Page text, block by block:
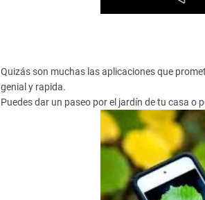
Quizás son muchas las aplicaciones que
genial y rapida.
Puedes dar un paseo por el jardín de tu casa o